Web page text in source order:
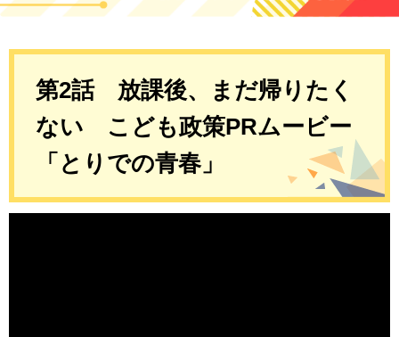
第2話 放課後、まだ帰りたく
ない こども政策PRムービー
「とりでの青春」